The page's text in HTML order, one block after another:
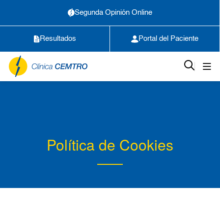
Segunda Opinión Online
Resultados Portal del Paciente
Política de Cookies